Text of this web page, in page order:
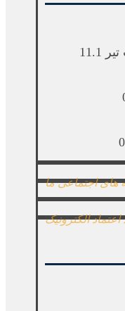
های اجتماعی ما
اعتماد الکترونیک